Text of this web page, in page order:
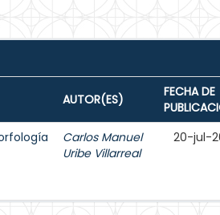
AUTOR(ES)
FECHA DE
Carlos Manuel
Uribe Villarreal
20-jul-